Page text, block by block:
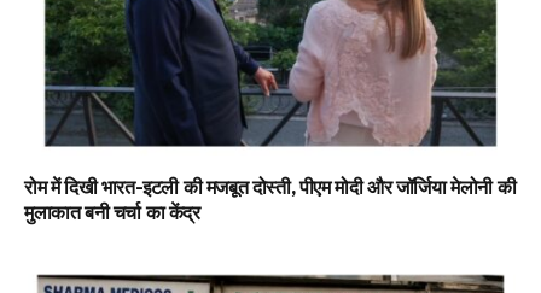
रोम में दिखी भारत-इटली की मजबूत दोस्ती, पीएम मोदी और जॉर्जिया मेलोनी की
मुलाकात बनी चर्चा का केंद्र